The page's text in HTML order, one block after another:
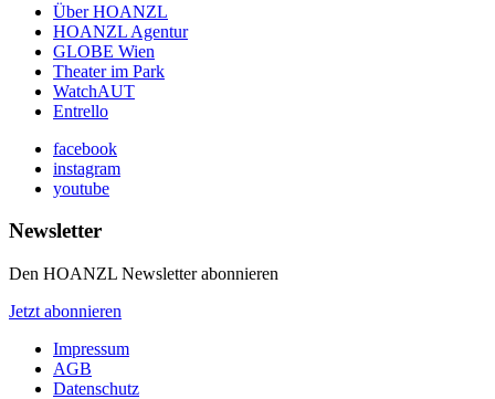
Über HOANZL
HOANZL Agentur
GLOBE Wien
Theater im Park
WatchAUT
Entrello
facebook
instagram
youtube
Newsletter
Den HOANZL Newsletter abonnieren
Jetzt abonnieren
Impressum
AGB
Datenschutz